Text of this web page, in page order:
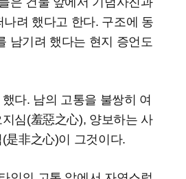
려 했다고 한다. 구조에 동
남기려 했다는 현지 증언도
다. 남의 고통을 불쌍히 여
심(羞惡之心), 양보하는 사
是非之心)이 그것이다.